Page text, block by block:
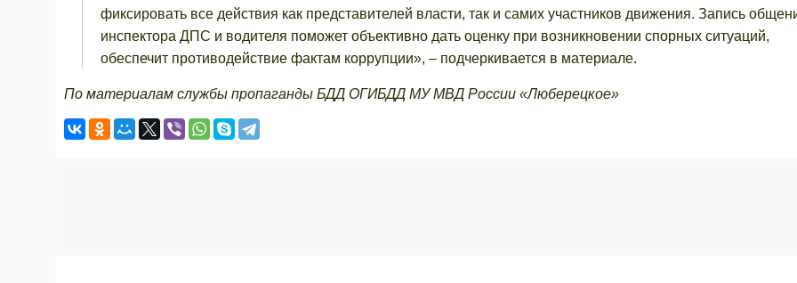
фиксировать все действия как представителей власти, так и самих участников движения. Запись
инспектора ДПС и водителя поможет объективно дать оценку при возникновении спорных ситуаций,
обеспечит противодействие фактам коррупции», – подчеркивается в материале.
По материалам службы пропаганды БДД ОГИБДД МУ МВД России «Люберецкое»